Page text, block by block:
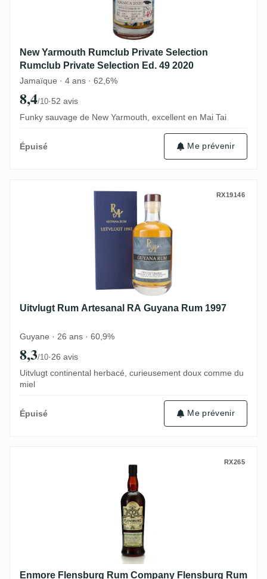
New Yarmouth Rumclub Private Selection
Rumclub Private Selection Ed. 49 2020
Jamaïque · 4 ans · 62,6%
8,4/10·52 avis
Funky sauvage de New Yarmouth, excellent en Mai Tai
Épuisé Me prévenir
Uitvlugt Rum Artesanal RA Guyana Rum
RX19146
Uitvlugt Rum Artesanal RA Guyana Rum 1997
Guyane · 26 ans · 60,9%
8,3/10·26 avis
Uitvlugt continental herbacé, curieusement doux comme du
miel
Épuisé Me prévenir
Enmore Flensburg Rum Company RX265
Enmore Flensburg Rum Company Flensburg Rum